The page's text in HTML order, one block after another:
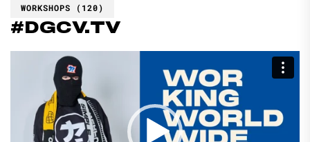
WORKSHOPS (120)
#DGCV.TV
Reproductor